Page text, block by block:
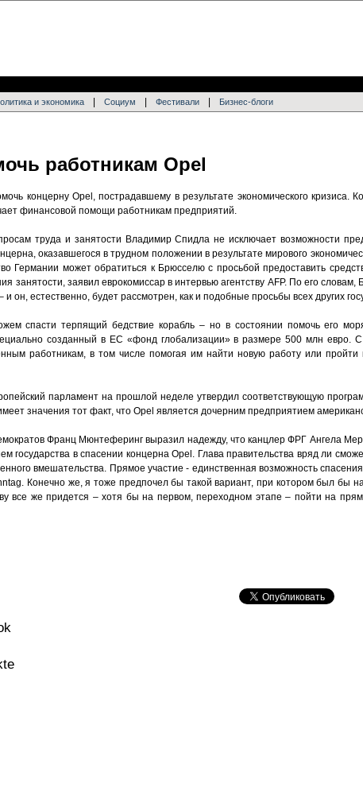
и экономика Социум Фестивали Бизнес-блоги
работникам Opel
концерну Opel, пострадавшему в результате экономического
финансовой помощи работникам предприятий.
труда и занятости Владимир Спидла не исключает возможности
оказавшегося в трудном положении в результате мирового
Германии может обратиться к Брюсселю с просьбой предоставить
занятости, заявил еврокомиссар в интервью агентству AFP. По его
он, естественно, будет рассмотрен, как и подобные просьбы всех других
спасти терпящий бедствие корабль – но в состоянии помочь его
созданный в ЕС «фонд глобализации» в размере 500 млн евро.
работникам, в том числе помогая им найти новую работу или пройти
парламент на прошлой неделе утвердил соответствующую
значения тот факт, что Opel является дочерним предприятием
Франц Мюнтеферинг выразил надежду, что канцлер ФРГ Ангела
государства в спасении концерна Opel. Глава правительства вряд ли
вмешательства. Прямое участие - единственная возможность
Конечно же, я тоже предпочел бы такой вариант, при котором был бы
все же придется – хотя бы на первом, переходном этапе – пойти на